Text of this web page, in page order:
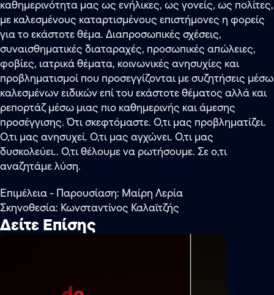
καθημερινότητα μας ως ενήλικες, ως γονείς, ως πολίτες,
με καλεσμένους καταρτισμένους επιστήμονες η φορείς
για το εκάστοτε θέμα. Διαπροσωπικές σχέσεις,
συναισθηματικές διαταραχές, προσωπικές απώλειες,
φοβίες, ιατρικά θέματα, κοινωνικές ανησυχίες και
προβληματισμοί που προσεγγίζονται με συζητήσεις μέσω
καλεσμένων ειδικών επί του εκάστοτε θέματος αλλά και
ρεπορτάζ μέσω μιας πιο καθημερινής και άμεσης
προσέγγισης. Ότι σκεφτόμαστε. Ο,τι μας προβληματίζει.
Ο,τι μας ανησυχεί. Ο,τι μας αγχώνει. Ο,τι μας
δυσκολεύει.. Ο,τι θέλουμε να ρωτήσουμε. Σε ο,τι
αναζητάμε λύση.
Επιμέλεια - Παρουσίαση: Μαίρη Λερία
Σκηνοθεσία: Κωνσταντίνος Καλαϊτζής
Δείτε Επίσης